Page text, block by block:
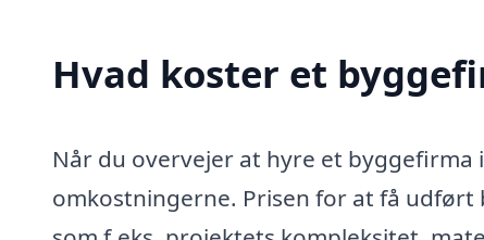
Hvad koster et
Når du overvejer at hyre et byggefirma
omkostningerne. Prisen for at få